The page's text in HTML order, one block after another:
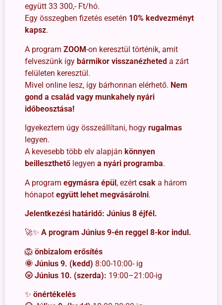
együtt 33 300,- Ft/hó.
Egy összegben fizetés esetén 10% kedvezményt
kapsz.
A program ZOOM-on keresztül történik, amit
felveszünk így bármikor visszanézheted a zárt
felületen keresztül.
Mivel online lesz, így bárhonnan elérhető. Nem
gond a család vagy munkahely nyári
időbeosztása!
Igyekeztem úgy összeállítani, hogy rugalmas
legyen.
A kevesebb több elv alapján könnyen
beilleszthető legyen a nyári programba.
A program egymásra épül, ezért csak a három
hónapot együtt lehet megvásárolni.
Jelentkezési határidő: Június 8 éjfél.
🚀✨ A program Június 9-én reggel 8-kor indul.
🦁 önbizalom erősítés
🌞 Június 9. (kedd) 8:00-10:00- ig
🌝 Június 10. (szerda): 19:00–21:00-ig
✨ önértékelés